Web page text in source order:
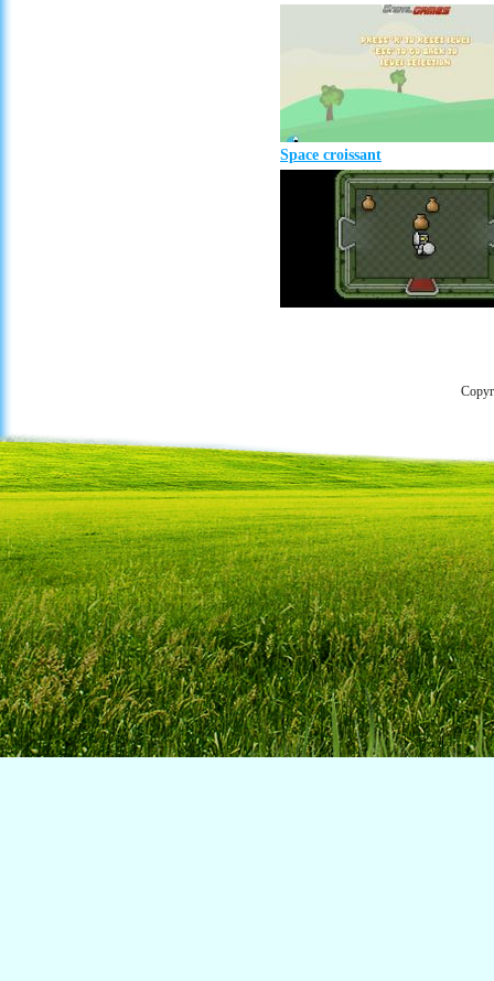
Space croissant